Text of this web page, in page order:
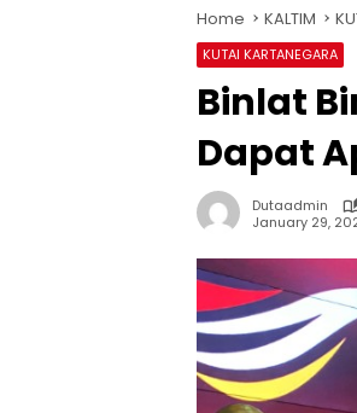
Home KALTIM
KUTAI KARTANEGARA
Binlat
Dapat
Dutaadmin
January 29,